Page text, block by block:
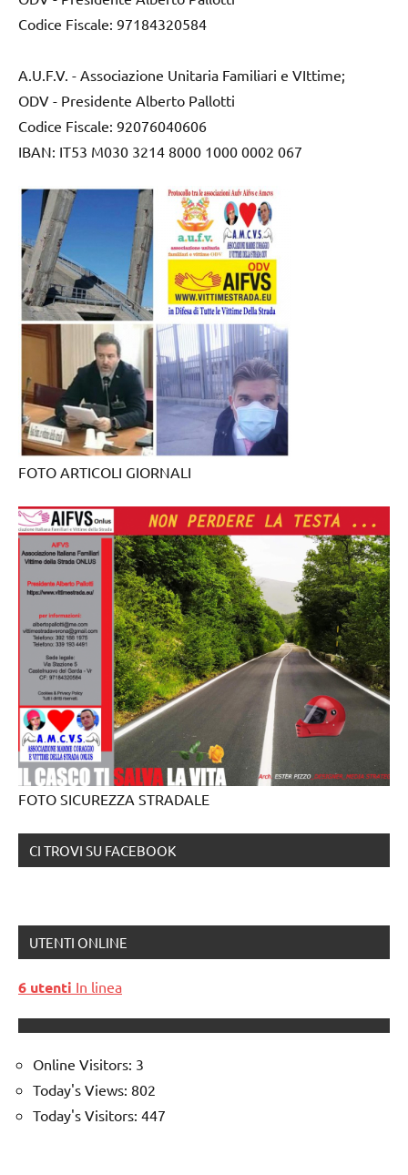
Codice Fiscale: 97184320584
A.U.F.V. - Associazione Unitaria Familiari e VIttime;
ODV - Presidente Alberto Pallotti
Codice Fiscale: 92076040606
IBAN: IT53 M030 3214 8000 1000 0002 067
FOTO ARTICOLI GIORNALI
FOTO SICUREZZA STRADALE
CI TROVI SU FACEBOOK
UTENTI ONLINE
6 utenti In linea
Online Visitors: 3
Today's Views: 802
Today's Visitors: 447